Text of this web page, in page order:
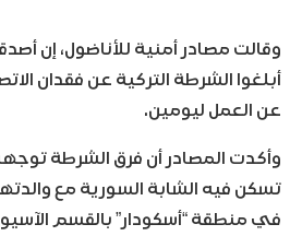
أبلغوا الشرطة التركية عن فقدان
عن العمل ليومين.
وأكدت المصادر أن فرق الشرطة
في منطقة “أسكودار” بالقسم